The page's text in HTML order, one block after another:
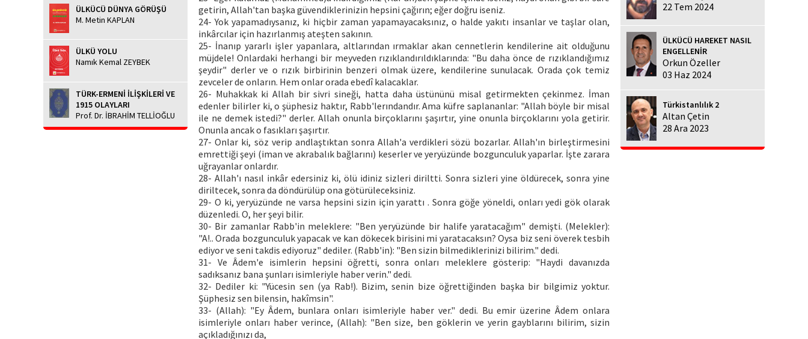
ÜLKÜCÜ DÜNYA GÖRÜŞÜ
M. Metin KAPLAN
ÜLKÜ YOLU
Namık Kemal ZEYBEK
TÜRK-ERMENİ İLİŞKİLERİ VE
1915 OLAYLARI
Prof. Dr. İBRAHİM TELLİOĞLU
getirin, Allah'tan başka güvendiklerinizin hepsini çağırın; eğer doğru iseniz.
24- Yok yapamadıysanız, ki hiçbir zaman yapamayacaksınız, o halde yakıtı insanlar ve taşlar olan,
inkârcılar için hazırlanmış ateşten sakının.
25- İnanıp yararlı işler yapanlara, altlarından ırmaklar akan cennetlerin kendilerine ait olduğunu
müjdele! Onlardaki herhangi bir meyveden rızıklandırıldıklarında: "Bu daha önce de rızıklandığımız
şeydir" derler ve o rızık birbirinin benzeri olmak üzere, kendilerine sunulacak. Orada çok temiz
zevceler de onların. Hem onlar orada ebedî kalacaklar.
26- Muhakkak ki Allah bir sivri sineği, hatta daha üstününü misal getirmekten çekinmez. İman
edenler bilirler ki, o şüphesiz haktır, Rabb'lerındandır. Ama küfre saplananlar: "Allah böyle bir misal
ile ne demek istedi?" derler. Allah onunla birçoklarını şaşırtır, yine onunla birçoklarını yola getirir.
Onunla ancak o fasıkları şaşırtır.
27- Onlar ki, söz verip andlaştıktan sonra Allah'a verdikleri sözü bozarlar. Allah'ın birleştirmesini
emrettiği şeyi (iman ve akrabalık bağlarını) keserler ve yeryüzünde bozgunculuk yaparlar. İşte zarara
uğrayanlar onlardır.
28- Allah'ı nasıl inkâr edersiniz ki, ölü idiniz sizleri diriltti. Sonra sizleri yine öldürecek, sonra yine
diriltecek, sonra da döndürülüp ona götürüleceksiniz.
29- O ki, yeryüzünde ne varsa hepsini sizin için yarattı . Sonra göğe yöneldi, onları yedi gök olarak
düzenledi. O, her şeyi bilir.
30- Bir zamanlar Rabb'in meleklere: "Ben yeryüzünde bir halife yaratacağım" demişti. (Melekler):
"A!.. Orada bozgunculuk yapacak ve kan dökecek birisini mi yaratacaksın? Oysa biz seni överek tesbih
ediyor ve seni takdis ediyoruz" dediler. (Rabb'in): "Ben sizin bilmediklerinizi bilirim." dedi.
31- Ve Âdem'e isimlerin hepsini öğretti, sonra onları meleklere gösterip: "Haydi davanızda
sadıksanız bana şunları isimleriyle haber verin." dedi.
32- Dediler ki: "Yücesin sen (ya Rab!). Bizim, senin bize öğrettiğinden başka bir bilgimiz yoktur.
Şüphesiz sen bilensin, hakîmsin".
33- (Allah): "Ey Âdem, bunlara onları isimleriyle haber ver." dedi. Bu emir üzerine Âdem onlara
isimleriyle onları haber verince, (Allah): "Ben size, ben göklerin ve yerin gayblarını bilirim, sizin
açıkladığınızı da,
22 Tem 2024
ÜLKÜCÜ HAREKET NASIL
ENGELLENİR
Orkun Özeller
03 Haz 2024
Türkistanlılık 2
Altan Çetin
28 Ara 2023